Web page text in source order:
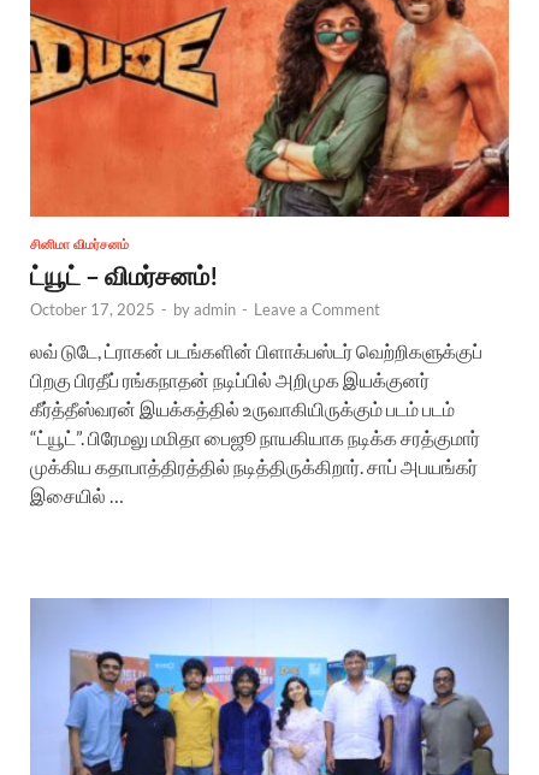
சினிமா விமர்சனம்
ட்யூட் – விமர்சனம்!
October 17, 2025 - byadmin - Leave a Comment
லவ் டுடே, ட்ராகன் படங்களின் பிளாக்பஸ்டர் வெற்றிகளுக்குப்
பிறகு பிரதீப் ரங்கநாதன் நடிப்பில் அறிமுக இயக்குனர்
கீர்த்தீஸ்வரன் இயக்கத்தில் உருவாகியிருக்கும் படம் படம்
“ட்யூட்”. பிரேமலு மமிதா பைஜூ நாயகியாக நடிக்க சரத்குமார்
முக்கிய கதாபாத்திரத்தில் நடித்திருக்கிறார். சாப் அபயங்கர்
இசையில் …